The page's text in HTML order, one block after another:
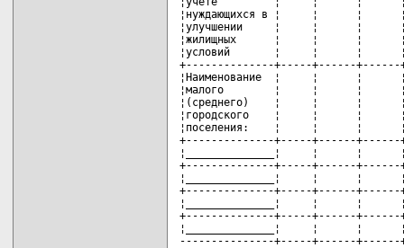
¦нуждающихся в ¦     ¦
¦улучшении     ¦     ¦      ¦
¦жилищных      ¦     ¦      ¦
¦условий       ¦     ¦      ¦
+--------------+-----+------
¦Наименование  ¦     ¦
¦малого        ¦     ¦      ¦
¦(среднего)    ¦     ¦      ¦
¦городского    ¦     ¦
¦поселения:    ¦     ¦      ¦
+--------------+-----+------
¦______________¦     ¦
+--------------+-----+------
¦______________¦     ¦
+--------------+-----+------
¦______________¦     ¦
+--------------+-----+------
¦______________¦     ¦
---------------+-----+------